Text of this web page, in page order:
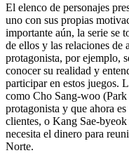
El elenco de personajes
uno con sus propias
importante aún, la serie se
de ellos y las relaciones de
protagonista, por ejemplo,
conocer su realidad y
participar en estos juegos.
como Cho Sang-woo
protagonista y que ahora
clientes, o Kang Sae-
necesita el dinero para
Norte.